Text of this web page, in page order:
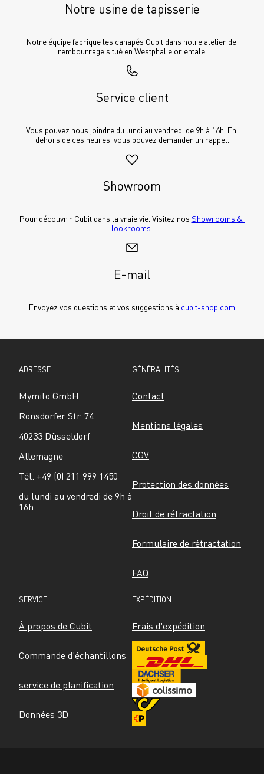
Notre usine de tapisserie
Notre équipe fabrique les canapés Cubit dans notre atelier de
rembourrage situé en Westphalie orientale.
Service client
Vous pouvez nous joindre du lundi au vendredi de 9h à 16h. En
dehors de ces heures, vous pouvez demander un rappel.
Showroom
Pour découvrir Cubit dans la vraie vie. Visitez nos Showrooms &
lookrooms
E-mail
Envoyez vos questions et vos suggestions à cubit-shop.com
ADRESSE
Mymito GmbH
Ronsdorfer Str. 74
40233 Düsseldorf
Allemagne
Tél. +49 (0) 211 999 1450
du lundi au vendredi de 9h à
16h
GÉNÉRALITÉS
Contact
Mentions légales
CGV
Protection des données
Droit de rétractation
Formulaire de rétractation
FAQ
SERVICE
À propos de Cubit
Commande d'échantillons
service de planification
Données 3D
EXPÉDITION
Frais d'expédition